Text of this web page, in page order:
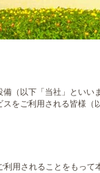
（以下「当社」とい
スをご利用される皆様
利用されることをもっ